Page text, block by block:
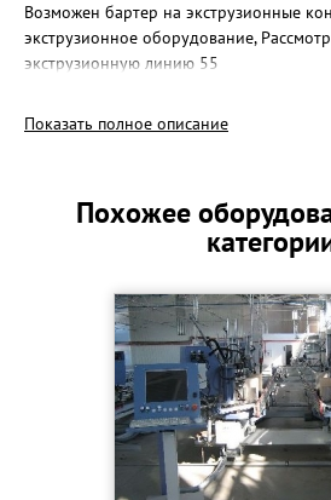
Возможен бартер на экструзионные
экструзионное оборудование,
экструзионную линию 55
Рассмотрю Ваши варианты обмена
Показать полное описание
Похожее